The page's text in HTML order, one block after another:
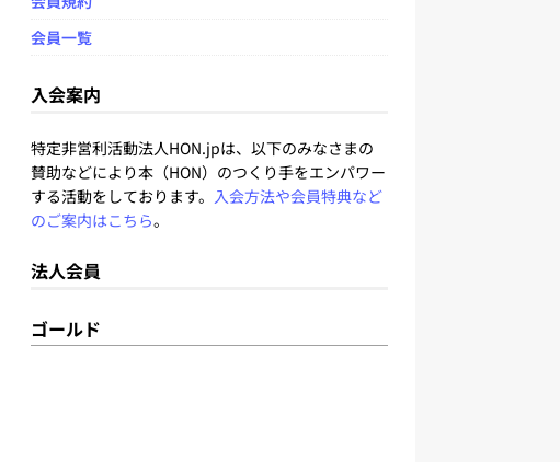
会員一覧
入会案内
特定非営利活動法人HON.jpは、以下のみなさまの
賛助などにより本（HON）のつくり手をエンパワー
する活動をしております。 入会方法や会員特典など
のご案内はこちら。
法人会員
ゴールド